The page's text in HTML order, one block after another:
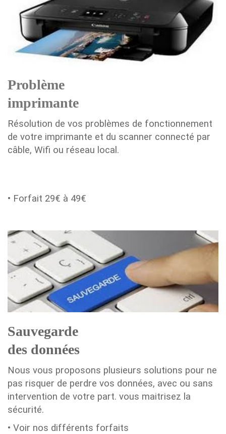
Problème
imprimante
Résolution de vos problèmes de fonctionnement
de votre imprimante et du scanner connecté par
câble, Wifi ou réseau local.
• Forfait 29€ à 49€
Sauvegarde
des données
Nous vous proposons plusieurs solutions pour ne
pas risquer de perdre vos données, avec ou sans
intervention de votre part. vous maitrisez la
sécurité.
• Voir nos différents forfaits